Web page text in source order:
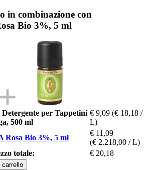
in combinazione con
Bio 3%, 5 ml
per Tappetini
500 ml
€ 9,09 (€ 18,18 /
L)
Rosa Bio 3%, 5 ml
€ 11,09
(€ 2.218,00 / L)
totale:
€ 20,18
carrello